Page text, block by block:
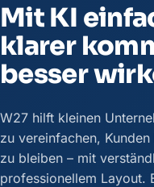
Mit KI
klarer
besser
W27 hilft kleinen
zu vereinfachen,
zu bleiben – mit
professionellem Layout.